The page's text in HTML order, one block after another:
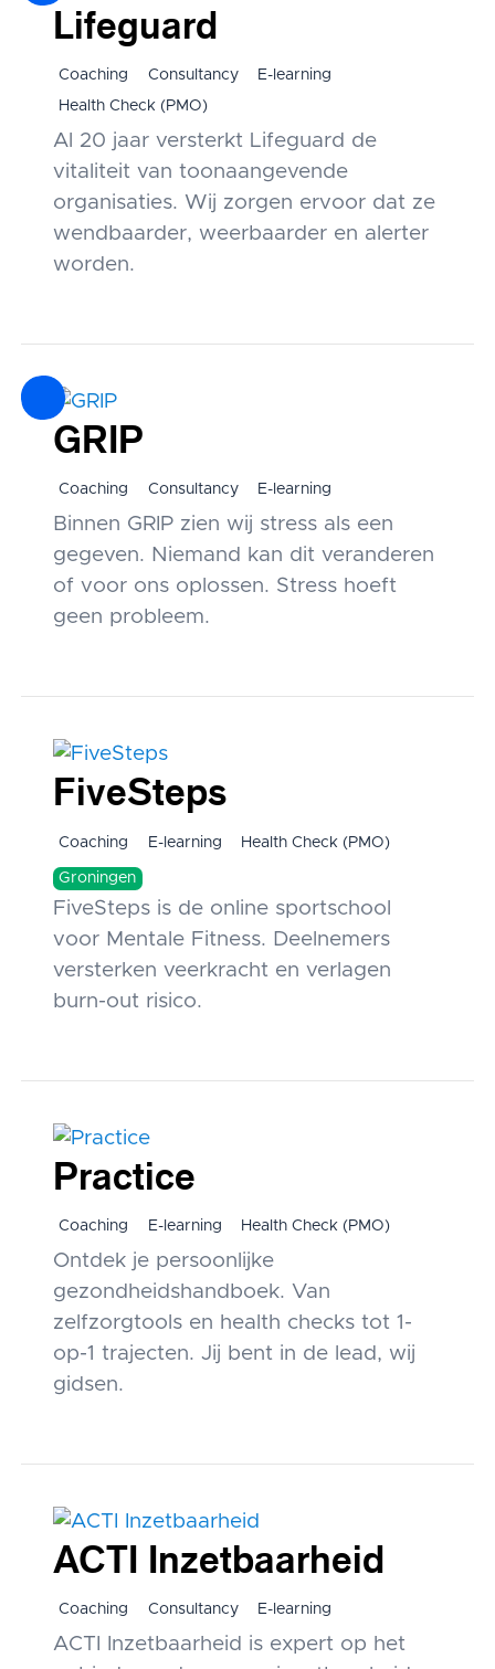
Lifeguard
Coaching Consultancy
E-learning
Health Check (PMO)
Al 20 jaar versterkt Lifeguard de
vitaliteit van toonaangevende
organisaties. Wij zorgen ervoor dat ze
wendbaarder, weerbaarder en alerter
worden.
GRIP
Coaching Consultancy E-learning
Binnen GRIP zien wij stress als een
gegeven. Niemand kan dit veranderen
of voor ons oplossen. Stress hoeft
geen probleem.
FiveSteps
Coaching E-learning Health Check (PMO)
Groningen
FiveSteps is de online sportschool
voor Mentale Fitness. Deelnemers
versterken veerkracht en verlagen
burn-out risico.
Practice
Coaching E-learning Health Check (PMO)
Ontdek je persoonlijke
gezondheidshandboek. Van
zelfzorgtools en health checks tot 1-
op-1 trajecten. Jij bent in de lead, wij
gidsen.
ACTI Inzetbaarheid
Coaching Consultancy E-learning
ACTI Inzetbaarheid is expert op het